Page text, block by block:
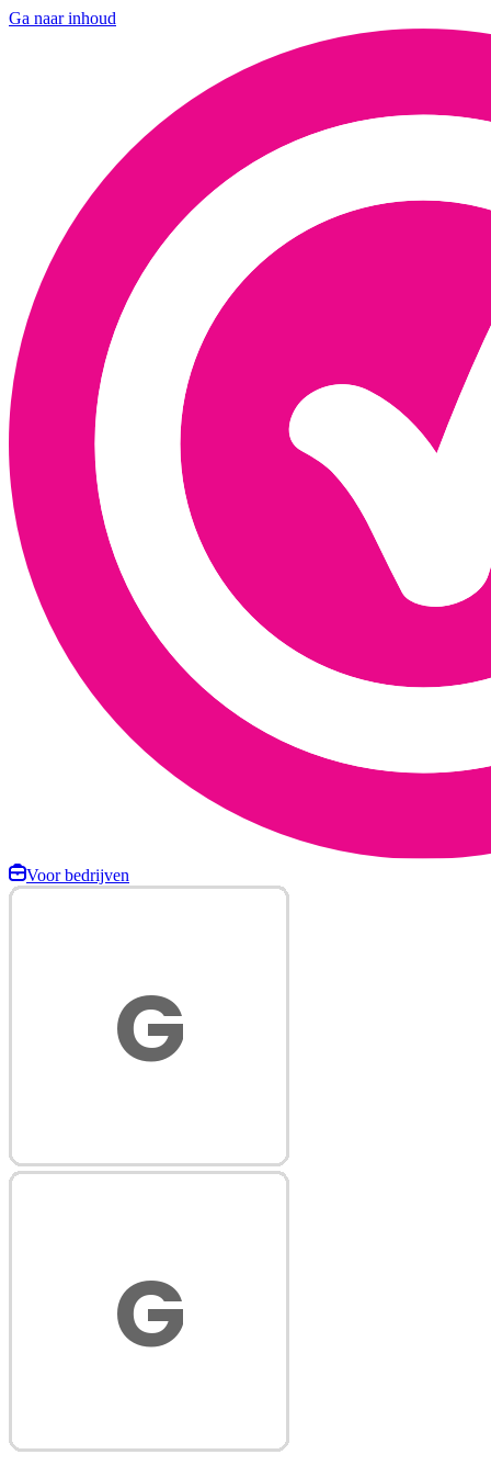
Ga naar inhoud
Voor bedrijven